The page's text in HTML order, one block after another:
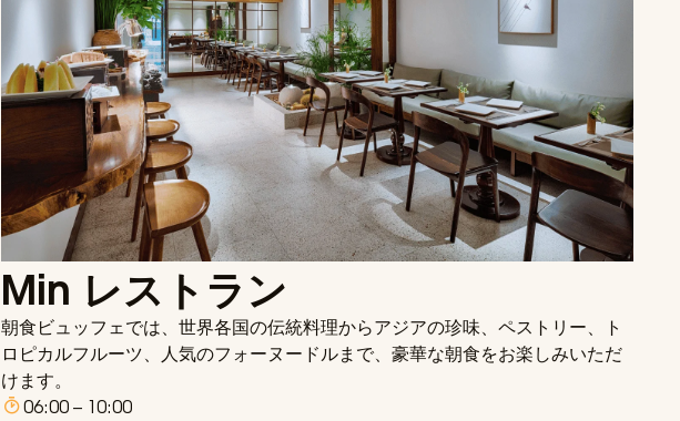
Min レストラン
朝食ビュッフェでは、世界各国の伝統料理からアジアの珍味、ペストリー、ト
ロピカルフルーツ、人気のフォーヌードルまで、豪華な朝食をお楽しみいただ
けます。
06:00 – 10:00